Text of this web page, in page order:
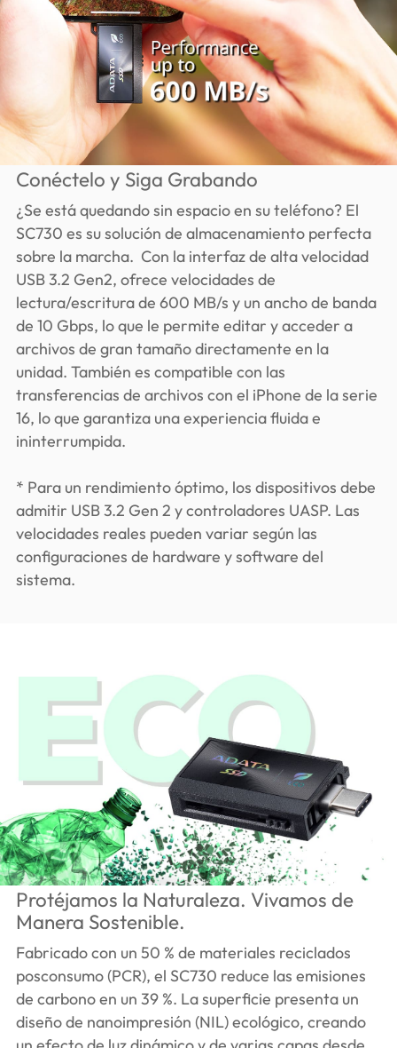
Conéctelo y Siga Grabando
¿Se está quedando sin espacio en su teléfono? El
SC730 es su solución de almacenamiento perfecta
sobre la marcha. Con la interfaz de alta velocidad
USB 3.2 Gen2, ofrece velocidades de
lectura/escritura de 600 MB/s y un ancho de banda
de 10 Gbps, lo que le permite editar y acceder a
archivos de gran tamaño directamente en la
unidad. También es compatible con las
transferencias de archivos con el iPhone de la serie
16, lo que garantiza una experiencia fluida e
ininterrumpida.
* Para un rendimiento óptimo, los dispositivos debe
admitir USB 3.2 Gen 2 y controladores UASP. Las
velocidades reales pueden variar según las
configuraciones de hardware y software del
sistema.
Protéjamos la Naturaleza. Vivamos de
Manera Sostenible.
Fabricado con un 50 % de materiales reciclados
posconsumo (PCR), el SC730 reduce las emisiones
de carbono en un 39 %. La superficie presenta un
diseño de nanoimpresión (NIL) ecológico, creando